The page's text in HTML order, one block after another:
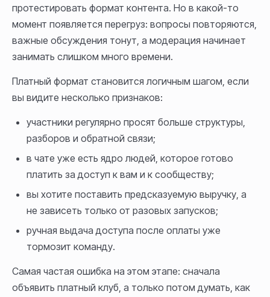
протестировать формат контента. Но в какой-то
момент появляется перегруз: вопросы повторяются,
важные обсуждения тонут, а модерация начинает
занимать слишком много времени.
Платный формат становится логичным шагом, если
вы видите несколько признаков:
участники регулярно просят больше структуры,
разборов и обратной связи;
в чате уже есть ядро людей, которое готово
платить за доступ к вам и к сообществу;
вы хотите поставить предсказуемую выручку, а
не зависеть только от разовых запусков;
ручная выдача доступа после оплаты уже
тормозит команду.
Самая частая ошибка на этом этапе: сначала
объявить платный клуб, а только потом думать, как